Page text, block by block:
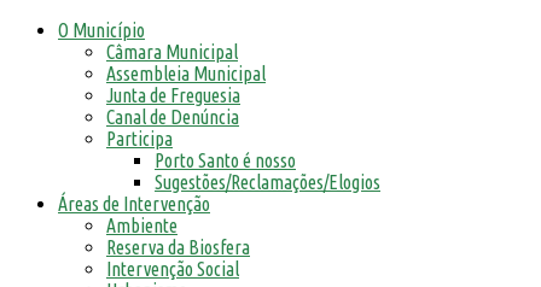
O Município
Câmara Municipal
Assembleia Municipal
Junta de Freguesia
Canal de Denúncia
Participa
Porto Santo é nosso
Sugestões/Reclamações/Elogios
Áreas de Intervenção
Ambiente
Reserva da Biosfera
Intervenção Social